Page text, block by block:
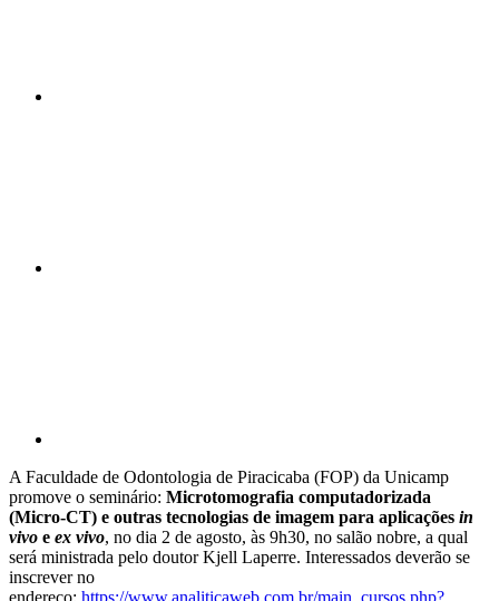
A Faculdade de Odontologia de Piracicaba (FOP) da Unicamp
promove o seminário: Microtomografia computadorizada
(Micro-CT) e outras tecnologias de imagem para aplicações in
vivo e ex vivo, no dia 2 de agosto, às 9h30, no salão nobre, a qual
será ministrada pelo doutor Kjell Laperre. Interessados deverão se
inscrever no
endereço: https://www.analiticaweb.com.br/main_cursos.php?